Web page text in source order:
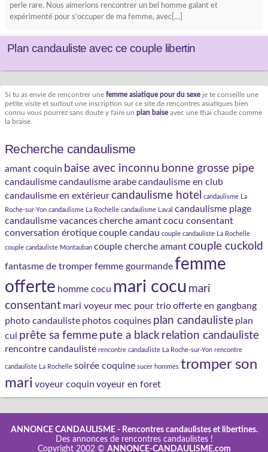
perle rare. Nous aimerions rencontrer un bel homme galant et
expérimenté pour s’occuper de ma femme, avec[…]
Plan candauliste avec ce couple libertin
Si tu as envie de rencontrer une femme asiatique pour du sexe je te conseille une
petite visite et surtout une inscription sur ce site de rencontres asiatiques bien
connu vous pourrez sans doute y faire un plan baise avec une thai chaude comme
la braise.
Recherche candaulisme
amant coquin baise avec inconnu bonne grosse pipe
candaulismecandaulisme arabecandaulisme en club
candaulisme en extérieurcandaulisme hotel
candaulisme La
Roche-sur-Yon candaulisme La Rochelle candaulisme Laval candaulisme plage
candaulisme vacancescherche amantcocu consentant
conversation érotiquecouple candau couple candauliste La Rochelle
couple candauliste Montauban couple cherche amantcouple cuckold
fantasme de tromperfemme gourmandefemme
offerte homme cocu mari cocu mari
consentant mari voyeur mec pour trioofferte en gangbang
photo candauliste photos coquines plan candauliste plan
cul prête sa femme pute a black relation candauliste
rencontre candauliste rencontre candauliste La Roche-sur-Yon rencontre
candauliste La Rochelle soirée coquine sucer hommes tromper son
mari voyeur coquin voyeur en foret
ANNONCE CANDAULISME- Rencontres candaulistes et libertines.
Des annonces de rencontres candaulistes !
Copyright 2002 © ANNONCE-CANDAULISME.com